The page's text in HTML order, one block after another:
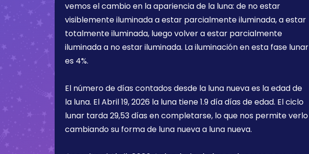
vemos el cambio en la apariencia de la luna: de no estar
visiblemente iluminada a estar parcialmente iluminada, a estar
totalmente iluminada, luego volver a estar parcialmente
iluminada a no estar iluminada. La iluminación en esta fase lunar
es 4%.
El número de días contados desde la luna nueva es la edad de
la luna. ElAbril 19, 2026 la luna tiene1.9 díadías de edad. El ciclo
lunar tarda 29,53 días en completarse, lo que nos permite verlo
cambiando su forma de luna nueva a luna nueva.